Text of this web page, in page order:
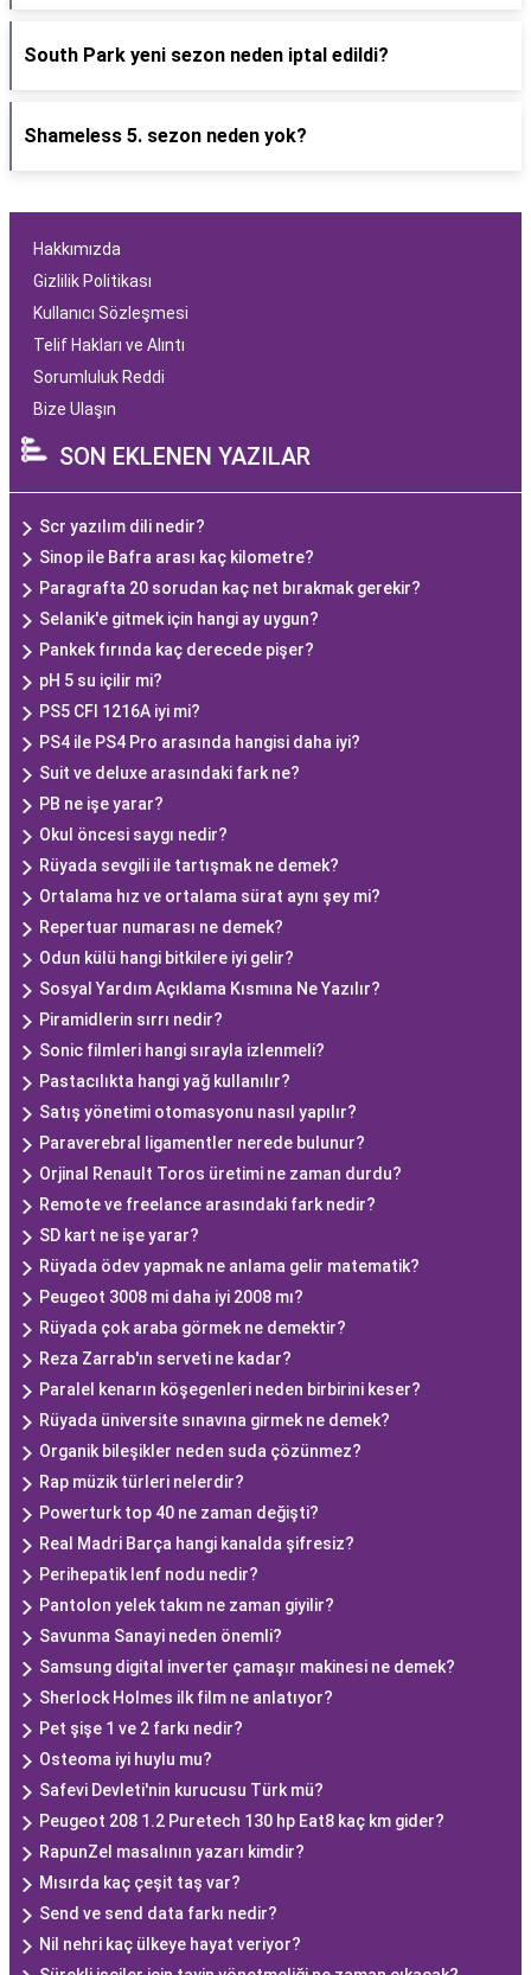
South Park yeni sezon neden iptal edildi?
Shameless 5. sezon neden yok?
Hakkımızda
Gizlilik Politikası
Kullanıcı Sözleşmesi
Telif Hakları ve Alıntı
Sorumluluk Reddi
Bize Ulaşın
SON EKLENEN YAZILAR
Scr yazılım dili nedir?
Sinop ile Bafra arası kaç kilometre?
Paragrafta 20 sorudan kaç net bırakmak gerekir?
Selanik'e gitmek için hangi ay uygun?
Pankek fırında kaç derecede pişer?
pH 5 su içilir mi?
PS5 CFI 1216A iyi mi?
PS4 ile PS4 Pro arasında hangisi daha iyi?
Suit ve deluxe arasındaki fark ne?
PB ne işe yarar?
Okul öncesi saygı nedir?
Rüyada sevgili ile tartışmak ne demek?
Ortalama hız ve ortalama sürat aynı şey mi?
Repertuar numarası ne demek?
Odun külü hangi bitkilere iyi gelir?
Sosyal Yardım Açıklama Kısmına Ne Yazılır?
Piramidlerin sırrı nedir?
Sonic filmleri hangi sırayla izlenmeli?
Pastacılıkta hangi yağ kullanılır?
Satış yönetimi otomasyonu nasıl yapılır?
Paraverebral ligamentler nerede bulunur?
Orjinal Renault Toros üretimi ne zaman durdu?
Remote ve freelance arasındaki fark nedir?
SD kart ne işe yarar?
Rüyada ödev yapmak ne anlama gelir matematik?
Peugeot 3008 mi daha iyi 2008 mı?
Rüyada çok araba görmek ne demektir?
Reza Zarrab'ın serveti ne kadar?
Paralel kenarın köşegenleri neden birbirini keser?
Rüyada üniversite sınavına girmek ne demek?
Organik bileşikler neden suda çözünmez?
Rap müzik türleri nelerdir?
Powerturk top 40 ne zaman değişti?
Real Madri Barça hangi kanalda şifresiz?
Perihepatik lenf nodu nedir?
Pantolon yelek takım ne zaman giyilir?
Savunma Sanayi neden önemli?
Samsung digital inverter çamaşır makinesi ne demek?
Sherlock Holmes ilk film ne anlatıyor?
Pet şişe 1 ve 2 farkı nedir?
Osteoma iyi huylu mu?
Safevi Devleti'nin kurucusu Türk mü?
Peugeot 208 1.2 Puretech 130 hp Eat8 kaç km gider?
RapunZel masalının yazarı kimdir?
Mısırda kaç çeşit taş var?
Send ve send data farkı nedir?
Nil nehri kaç ülkeye hayat veriyor?